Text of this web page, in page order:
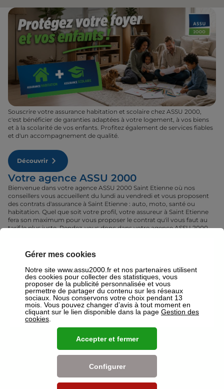
Souscrire votre assurance habitation et scolaire chez ASSU 2000,
c'est bénéficier de garanties adaptées à votre logement, à vos biens
et à la scolarité de vos enfants. Profitez également de services fiables
et d'un accompagnement de qualité.
Découvrir
Votre agence ASSU 2000
Bienvenue dans votre agence ASSU 2000 Saint Etienne où nos
conseillers vous accueillent du lundi au vendredi et vous proposent
des contrats d'assurance à Saint Etienne : auto, moto, santé ou
habitation. Quel que soit votre profil, votre assureur à Saint Etienne
fera son maximum pour vous proposer le contrat qu'il vous faut au
tarif le plus juste. Rendez-vous donc dans votre agence ASSU 2000
Nos offres pour les particuliers
Assurance Auto
de conducteurs. Jeunes permis,
conducteurs expérimentés,
malussés ou résiliés : nous avons
des solutions pour chacun.
Gérer mes cookies
Notre site www.assu2000.fr et nos partenaires utilisent
des cookies pour collecter des statistiques, vous
proposer de la publicité personnalisée et vous
permettre de partager du contenu sur les réseaux
sociaux. Nous conservons votre choix pendant 13
mois. Vous pouvez changer d’avis à tout moment en
cliquant sur le lien disponible dans la page Gestion des
cookies
Configurer
Accepter et fermer